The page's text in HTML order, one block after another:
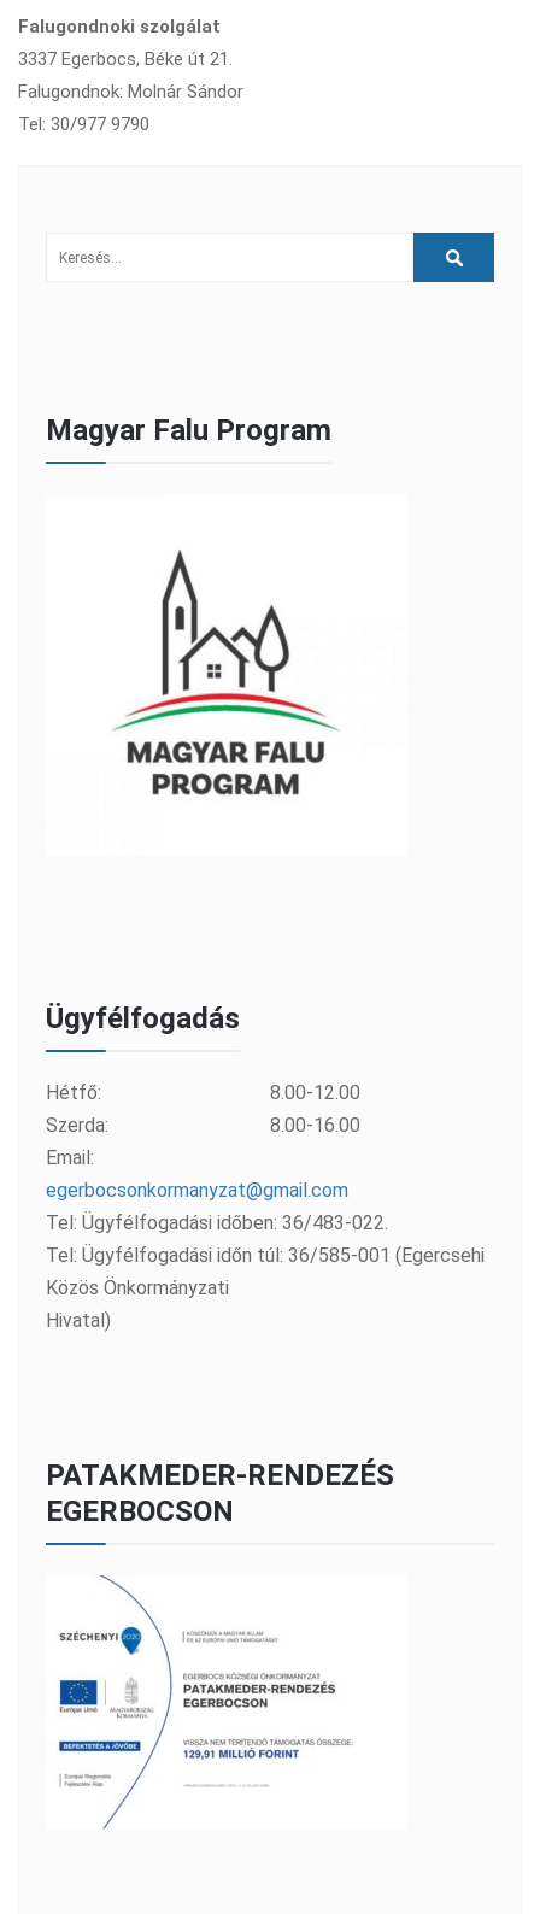
Falugondnoki szolgálat
3337 Egerbocs, Béke út 21.
Falugondnok: Molnár Sándor
Tel: 30/977 9790
Magyar Falu Program
Ügyfélfogadás
Hétfő:
8.00-12.00
Szerda:
8.00-16.00
Email:
egerbocsonkormanyzat@gmail.com
Tel: Ügyfélfogadási időben: 36/483-022.
Tel: Ügyfélfogadási időn túl: 36/585-001 (Egercsehi
Közös Önkormányzati
Hivatal)
PATAKMEDER-RENDEZÉS
EGERBOCSON